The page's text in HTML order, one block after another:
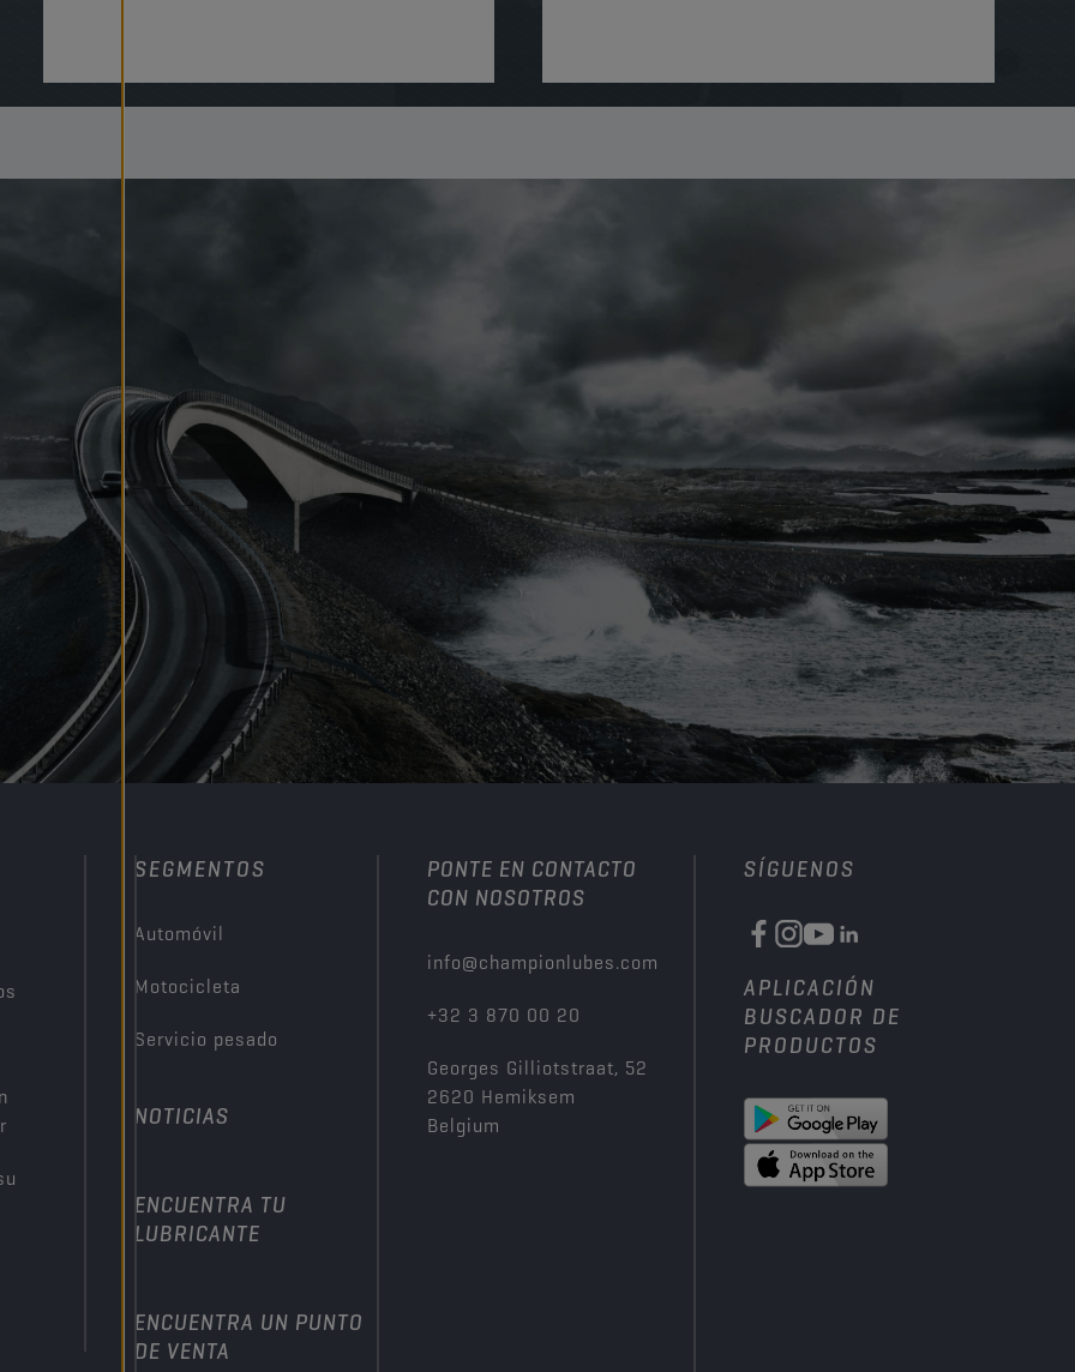
SEGMENTOS
Automóvil
Motocicleta
Servicio pesado
NOTICIAS
ENCUENTRA TU
LUBRICANTE
ENCUENTRA UN PUNTO
DE VENTA
PONTE EN CONTACTO
CON NOSOTROS
info@championlubes.com
+32 3 870 00 20
Georges Gilliotstraat, 52
2620 Hemiksem
Belgium
SÍGUENOS
APLICACIÓN
BUSCADOR DE
PRODUCTOS